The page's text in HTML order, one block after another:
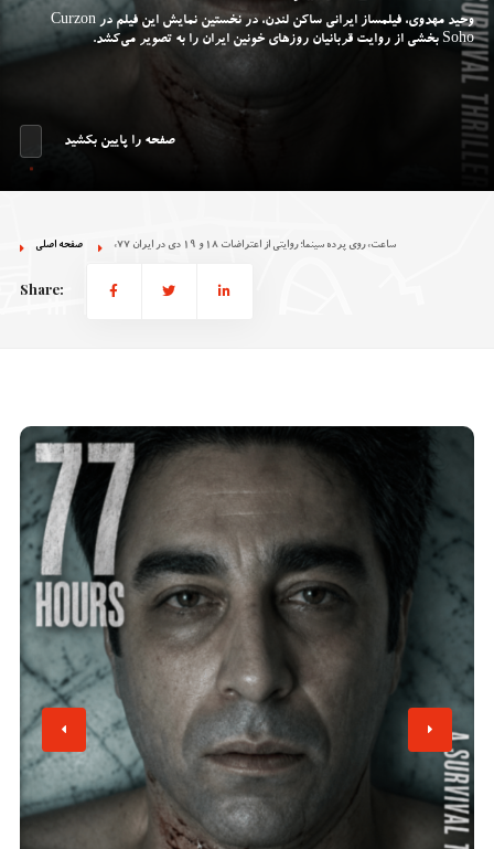
وحید مهدوی، فیلمساز ایرانی ساکن لندن، در نخستین نمایش این فیلم در Curzon
Soho بخشی از روایت قربانیان روزهای خونین ایران را به تصویر می‌کشد.
صفحه را پایین بکشید
صفحه اصلی «۷۷ ساعت» روی پرده سینما؛ روایتی از اعتراضات ۱۸ و ۱۹ دی در ایران
Share: